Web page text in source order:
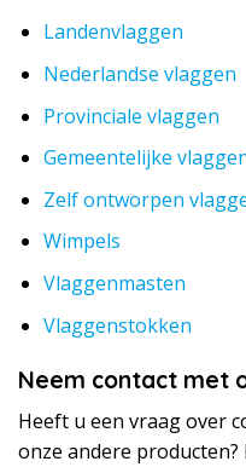
Landenvlaggen
Nederlandse vlaggen
Provinciale vlaggen
Gemeentelijke
Zelf ontworpen
Wimpels
Vlaggenmasten
Vlaggenstokken
Neem contact met
Heeft u een vraag over
onze andere